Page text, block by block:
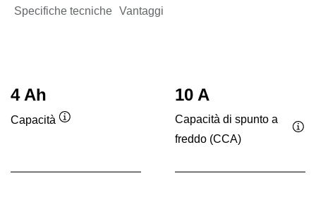
Specifiche tecniche Vantaggi
4 Ah
Capacità
10 A
Capacità di spunto a
freddo (CCA)